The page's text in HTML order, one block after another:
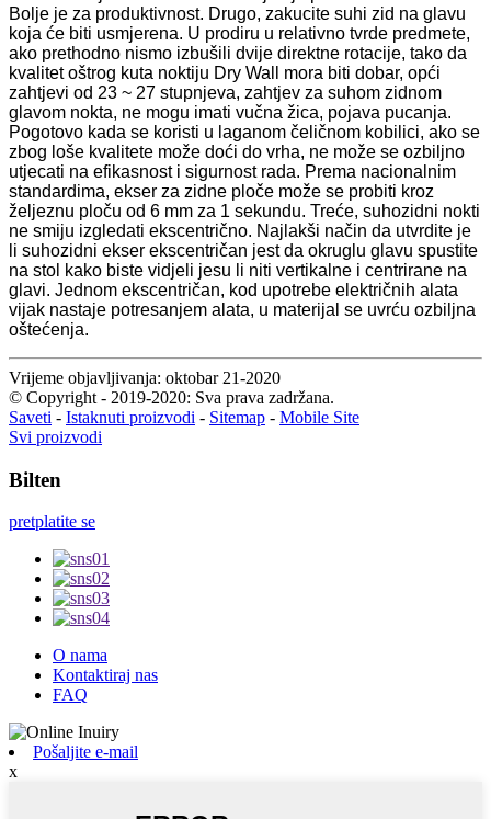
Bolje je za produktivnost. Drugo, zakucite suhi zid na glavu
koja će biti usmjerena. U prodiru u relativno tvrde predmete,
ako prethodno nismo izbušili dvije direktne rotacije, tako da
kvalitet oštrog kuta noktiju Dry Wall mora biti dobar, opći
zahtjevi od 23 ~ 27 stupnjeva, zahtjev za suhom zidnom
glavom nokta, ne mogu imati vučna žica, pojava pucanja.
Pogotovo kada se koristi u laganom čeličnom kobilici, ako se
zbog loše kvalitete može doći do vrha, ne može se ozbiljno
utjecati na efikasnost i sigurnost rada. Prema nacionalnim
standardima, ekser za zidne ploče može se probiti kroz
željeznu ploču od 6 mm za 1 sekundu. Treće, suhozidni nokti
ne smiju izgledati ekscentrično. Najlakši način da utvrdite je
li suhozidni ekser ekscentričan jest da okruglu glavu spustite
na stol kako biste vidjeli jesu li niti vertikalne i centrirane na
glavi. Jednom ekscentričan, kod upotrebe električnih alata
vijak nastaje potresanjem alata, u materijal se uvrću ozbiljna
oštećenja.
Vrijeme objavljivanja: oktobar 21-2020
© Copyright - 2019-2020: Sva prava zadržana.
Saveti - Istaknuti proizvodi - Sitemap - Mobile Site
Svi proizvodi
Bilten
pretplatite se
O nama
Kontaktiraj nas
FAQ
Pošaljite e-mail
x